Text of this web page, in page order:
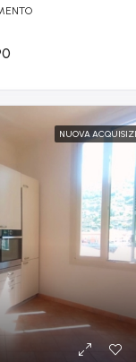
NUOVA